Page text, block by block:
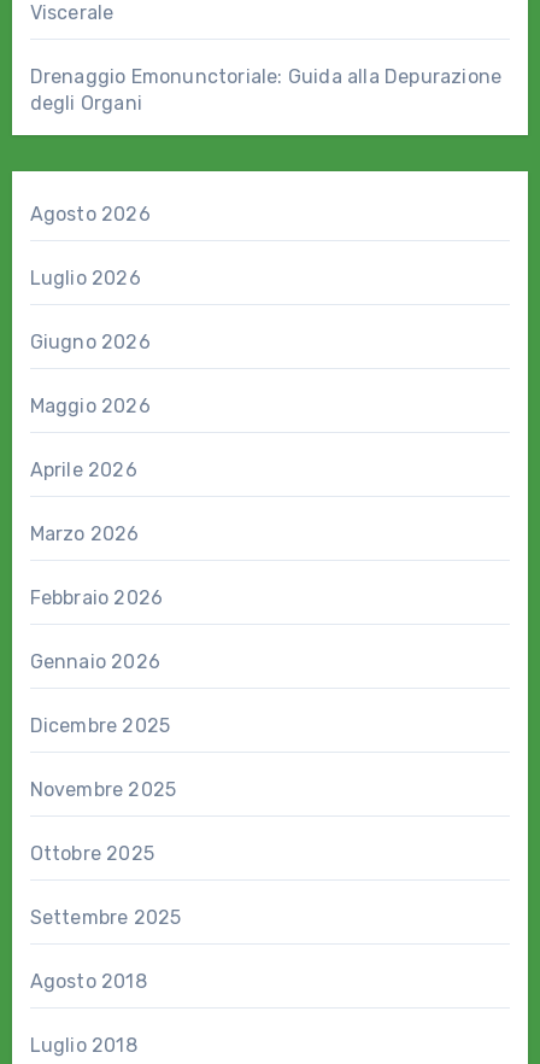
Viscerale
Drenaggio Emonunctoriale: Guida alla Depurazione
degli Organi
Agosto 2026
Luglio 2026
Giugno 2026
Maggio 2026
Aprile 2026
Marzo 2026
Febbraio 2026
Gennaio 2026
Dicembre 2025
Novembre 2025
Ottobre 2025
Settembre 2025
Agosto 2018
Luglio 2018